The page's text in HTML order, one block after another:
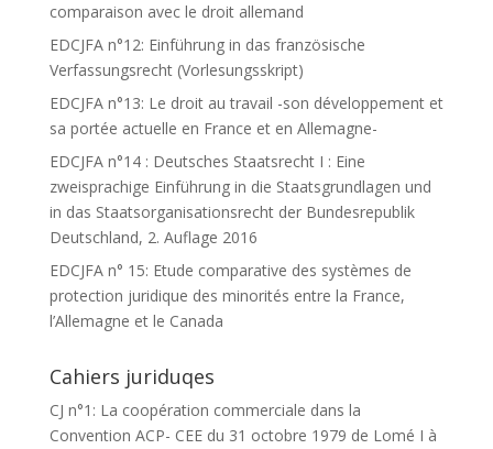
comparaison avec le droit allemand
EDCJFA n°12: Einführung in das französische
Verfassungsrecht (Vorlesungsskript)
EDCJFA n°13: Le droit au travail -son développement et
sa portée actuelle en France et en Allemagne-
EDCJFA n°14 : Deutsches Staatsrecht I : Eine
zweisprachige Einführung in die Staatsgrundlagen und
in das Staatsorganisationsrecht der Bundesrepublik
Deutschland, 2. Auflage 2016
EDCJFA n° 15: Etude comparative des systèmes de
protection juridique des minorités entre la France,
l’Allemagne et le Canada
Cahiers juriduqes
CJ n°1: La coopération commerciale dans la
Convention ACP- CEE du 31 octobre 1979 de Lomé I à